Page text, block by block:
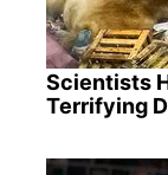
Scientists
Terrifying